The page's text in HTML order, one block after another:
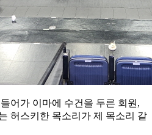
어가 이마에 수건을 두른 회원,
허스키한 목소리가 제 목소리 같